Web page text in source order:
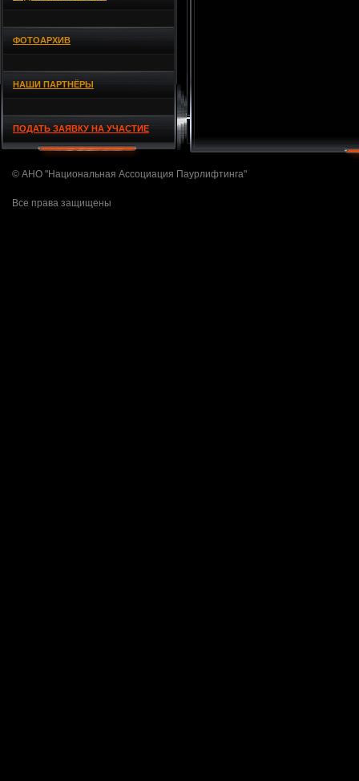
ФОТОАРХИВ
НАШИ ПАРТНЁРЫ
ПОДАТЬ ЗАЯВКУ НА УЧАСТИЕ
© АНО "Национальная Ассоциация Паурлифтинга"
Все права защищены